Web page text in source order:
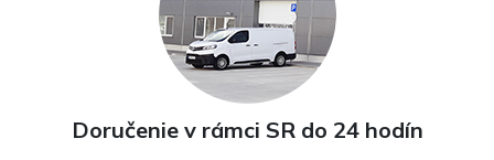
Spinková väzba
Doručenie v rámci SR do 24 hodín